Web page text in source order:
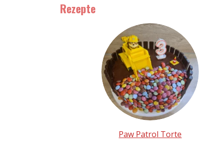
Rezepte
Paw Patrol Torte